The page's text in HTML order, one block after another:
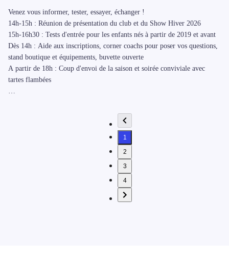
Venez vous informer, tester, essayer, échanger !
14h-15h : Réunion de présentation du club et du Show Hiver 2026
15h-16h30 : Tests d'entrée pour les enfants nés à partir de 2019 et avant
Dès 14h : Aide aux inscriptions, corner coachs pour poser vos questions,
stand boutique et équipements, buvette ouverte
A partir de 18h : Coup d'envoi de la saison et soirée conviviale avec
tartes flambées
1
2
3
4